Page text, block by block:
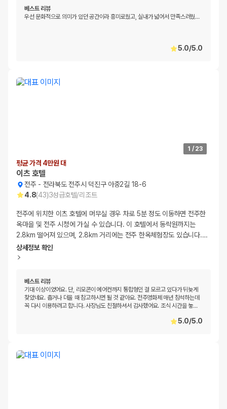
베스트 리뷰
우선 문화적으로 의미가 있던 공간이라 흥미로웠고, 실내가 넓어서 만족스러웠…
5.0/5.0
1 / 23
평균 가격 4만원 대
이츠 호텔
전주 - 전라북도 전주시 덕진구 아중2길 18-6
4.8(43)3성급호텔/리조트
전주에 위치한 이츠 호텔에 머무실 경우 차로 5분 정도 이동하면 전주한
옥마을 및 전주 시청에 가실 수 있습니다. 이 호텔에서 동락원까지는
2.8km 떨어져 있으며, 2.8km 거리에는 전주 한옥체험장도 있습니다.…
상세정보 확인
베스트 리뷰
기대 이상이었어요. 단, 리모콘이 에어컨까지 통합형인 걸 모르고 있다가 뒤늦게
찾았네요. 춥거나 더울 때 참고하시면 될 것 같아요. 전주영화제 매년 참석하는데
꼭 다시 이용하려고 합니다. 사장님도 친절하셔서 감사했어요. 조식 시간을 놓…
5.0/5.0